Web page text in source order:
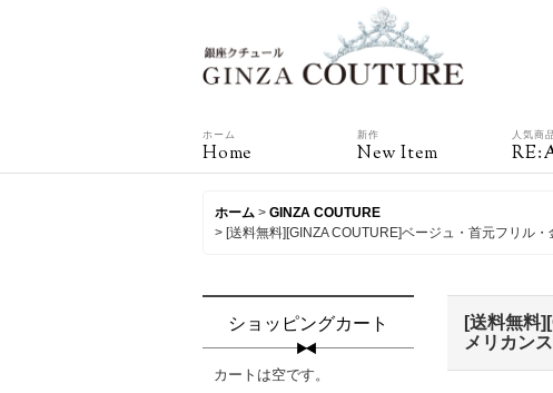
ホーム
Home
新作
New Item
人気商
ホーム > GINZA COUTURE
> [送料無料][GINZA COUTURE]ベージュ・首元フリル
ショッピングカート
カートは空です。
[送料無料
メリカン